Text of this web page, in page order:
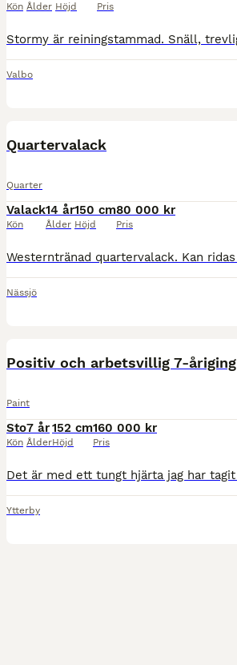
Kön Ålder Höjd Pris
Valbo
Quartervalack
Quarter
Valack
Kön
14 år
Ålder
150 cm
Höjd
80 000 kr
Pris
Nässjö
Positiv och arbetsvillig 7-åriging
Paint
Sto
Kön
7 år
Ålder
152 cm
Höjd
160 000 kr
Pris
Ytterby